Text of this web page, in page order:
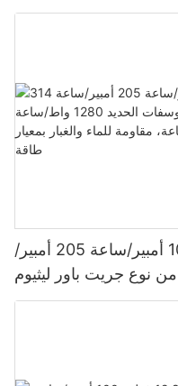
بطارية فوكستك 12.8 فولت 100 أمبير/ساعة 205 أمبير/
ساعة من نوع جريت باور ليثيوم
فوسفات الحديد 1280 واط/ساعة - 5120 واط/ساعة،